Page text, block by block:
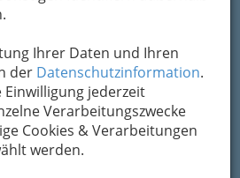
Ihrer Daten und Ihren
der Datenschutzinformation.
Einwilligung jederzeit
Verarbeitungszwecke
Cookies & Verarbeitungen
werden.